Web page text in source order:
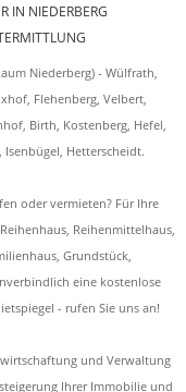
IN NIEDERBERG
Niederberg) - Wülfrath,
Flehenberg, Velbert,
Birth, Kostenberg, Hefel,
Hetterscheidt.
oder vermieten? Für Ihre
Reihenmittelhaus,
Grundstück,
eine kostenlose
- rufen Sie uns an!
und Verwaltung
Ihrer Immobilie und